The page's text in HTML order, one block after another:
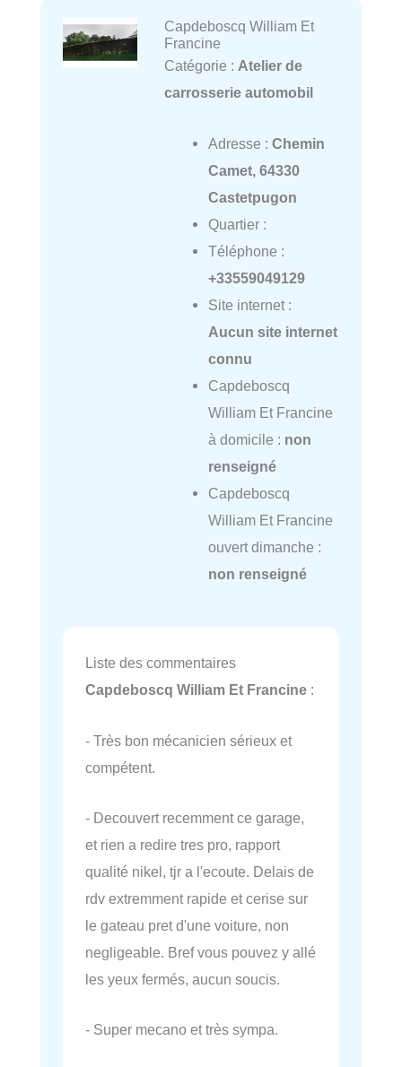
Capdeboscq William Et
Francine
Catégorie : Atelier de
carrosserie automobil
Adresse : Chemin
Camet, 64330
Castetpugon
Quartier :
Téléphone :
+33559049129
Site internet :
Aucun site internet
connu
Capdeboscq
William Et Francine
à domicile : non
renseigné
Capdeboscq
William Et Francine
ouvert dimanche :
non renseigné
Liste des commentaires
Capdeboscq William Et Francine :
- Très bon mécanicien sérieux et
compétent.
- Decouvert recemment ce garage,
et rien a redire tres pro, rapport
qualité nikel, tjr a l'ecoute. Delais de
rdv extremment rapide et cerise sur
le gateau pret d'une voiture, non
negligeable. Bref vous pouvez y allé
les yeux fermés, aucun soucis.
- Super mecano et très sympa.